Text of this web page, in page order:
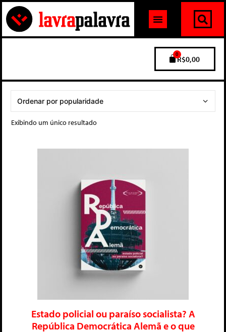
R$0,00
0
Exibindo um único resultado
Estado policial ou paraíso socialista? A
República Democrática Alemã e o que